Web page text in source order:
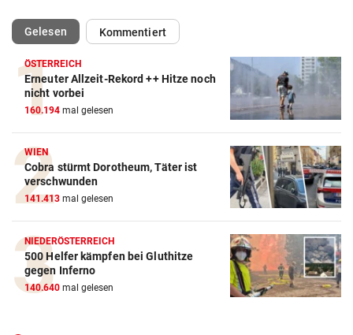
Gelesen(ausgewählt)Kommentiert
ÖSTERREICH
Erneuter Allzeit-Rekord ++ Hitze noch
nicht vorbei
160.194 mal gelesen
WIEN
Cobra stürmt Dorotheum, Täter ist
verschwunden
141.413 mal gelesen
NIEDERÖSTERREICH
500 Helfer kämpfen bei Gluthitze
gegen Inferno
140.640 mal gelesen
Action-Cam Vergleich
ZUM VERGLEICH
Crosstrainer Vergleich
ZUM VERGLEICH
E-Bike Vergleich
ZUM VERGLEICH
Elektro-Scooter Vergleich
ZUM VERGLEICH